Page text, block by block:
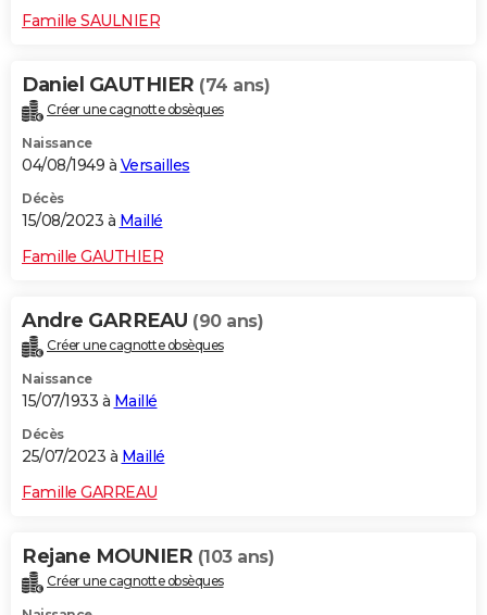
Famille SAULNIER
Daniel GAUTHIER (74 ans)
Créer une cagnotte obsèques
Naissance
04/08/1949 à Versailles
Décès
15/08/2023 à Maillé
Famille GAUTHIER
Andre GARREAU (90 ans)
Créer une cagnotte obsèques
Naissance
15/07/1933 à Maillé
Décès
25/07/2023 à Maillé
Famille GARREAU
Rejane MOUNIER (103 ans)
Créer une cagnotte obsèques